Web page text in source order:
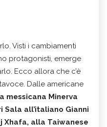
Visti i cambiamenti
protagonisti, emerge
Ecco allora che c’è
Dalle americane
messicana Minerva
Sala all’italiano Gianni
Xhafa, alla Taiwanese